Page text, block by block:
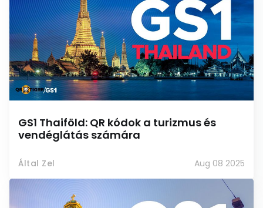
GS1 Thaiföld: QR kódok a turizmus és
vendéglátás számára
Által Zel Aug 08 2025